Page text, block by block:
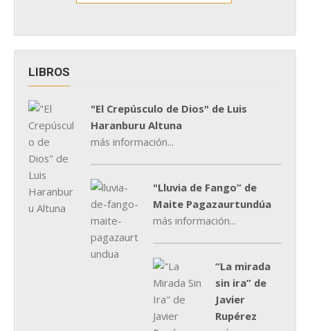
LIBROS
"El Crepúsculo de Dios" de Luis
Haranburu Altuna
más información...
"Lluvia de Fango” de
Maite Pagazaurtundúa
más información...
“La mirada
sin ira” de
Javier
Rupérez